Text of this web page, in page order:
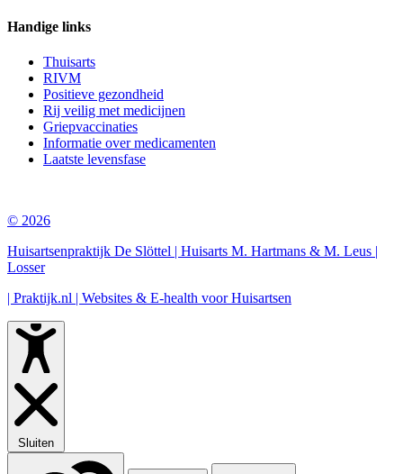
Handige links
Thuisarts
RIVM
Positieve gezondheid
Rij veilig met medicijnen
Griepvaccinaties
Informatie over medicamenten
Laatste levensfase
© 2026
Huisartsenpraktijk De Slöttel | Huisarts M. Hartmans & M. Leus |
Losser
| Praktijk.nl | Websites & E-health voor Huisartsen
Sluiten